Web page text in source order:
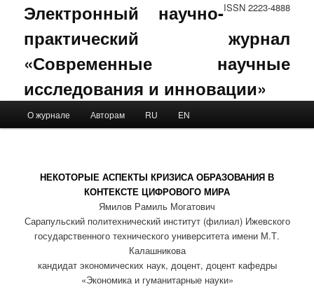
ISSN 2223-4888
Электронный научно-
практический журнал
«Современные научные
исследования и инновации»
Skip to primary content
Skip to secondary content
О журнале Авторам RU EN
НЕКОТОРЫЕ АСПЕКТЫ КРИЗИСА ОБРАЗОВАНИЯ В
КОНТЕКСТЕ ЦИФРОВОГО МИРА
Ямилов Рамиль Могатович
Сарапульский политехнический институт (филиал) Ижевского
государственного технического университета имени М.Т.
Калашникова
кандидат экономических наук, доцент, доцент кафедры
«Экономика и гуманитарные науки»